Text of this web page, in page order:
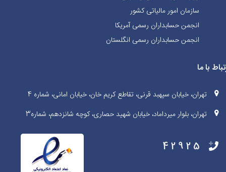
سازمان امور مالیاتی کشور
انجمن حسابداران رسمی آمریکا
انجمن حسابداران رسمی انگلستان
با ما
تهران، خیابان سپهبد قرنی، تقاطع کریم خان، خیابان امانی، شماره 4
تهران، بلوار میرداماد، خیابان شهید حصاری، کوچه شانزدهم، شماره3
42925